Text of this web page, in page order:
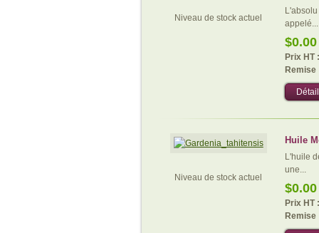
Niveau de stock actuel
appelé...
$0.00
Prix HT
Niveau de stock actuel
Huile
L'huile
une...
$0.00
Prix HT
Remise